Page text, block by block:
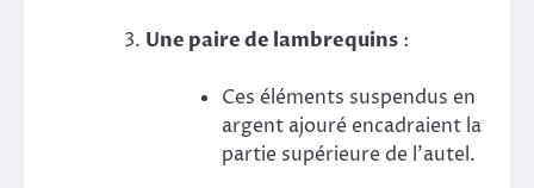
Une paire de lambrequins :
Ces éléments suspendus en
argent ajouré encadraient la
partie supérieure de l’autel.